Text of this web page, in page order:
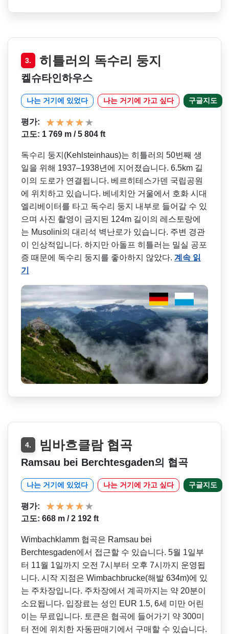
3. 히틀러의 독수리 둥지
켈슈타인하우스
나는 거기에 있었다 나는 거기에 가고 싶다 구글지도
평가:
고도: 1 769 m / 5 804 ft
독수리 둥지(Kehlsteinhaus)는 히틀러의 50번째 생
일을 위해 1937–1938년에 지어졌습니다. 6.5km 길
이의 도로가 연결됩니다. 베르히테스가덴 국립공원
에 위치하고 있습니다. 베네치안 거울에서 호화 시대
엘리베이터를 타고 독수리 둥지 내부로 들어갈 수 있
으며 사진 촬영이 금지된 124m 길이의 레스토랑에
는 Musolini의 대리석 벽난로가 있습니다. 주변 경관
이 인상적입니다. 하지만 아돌프 히틀러는 밀실 공포
증 때문에 독수리 둥지를 좋아하지 않았다. 계속 읽
기
4. 빔바흐클람 협곡
Ramsau bei Berchtesgaden의 협곡
나는 거기에 있었다 나는 거기에 가고 싶다 구글지도
평가:
고도: 668 m / 2 192 ft
Wimbachklamm 협곡은 Ramsau bei
Berchtesgaden에서 접근할 수 있습니다. 5월 1일부
터 11월 1일까지 오전 7시부터 오후 7시까지 운영됩
니다. 시작 지점은 Wimbachbrucke(해발 634m)에 있
는 주차장입니다. 주차장에서 계곡까지는 약 20분이
소요됩니다. 입장료는 성인 EUR 1.5, 6세 미만 어린
이는 무료입니다. 토큰은 협곡에 들어가기 약 300미
터 전에 위치한 자동판매기에서 구매할 수 있습니다.